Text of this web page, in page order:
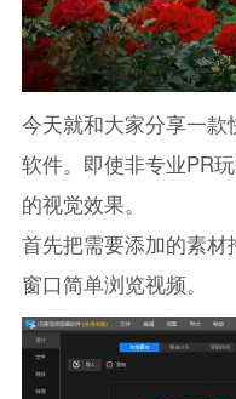
今天就和大家分享一
软件。即使非专业PR
的视觉效果。
首先把需要添加的素
窗口简单浏览视频。